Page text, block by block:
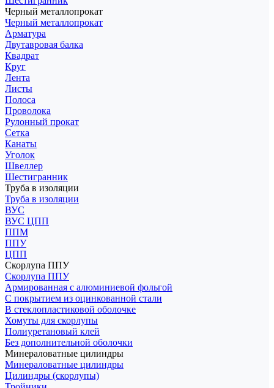
Черный металлопрокат
Черный металлопрокат
Арматура
Двутавровая балка
Квадрат
Круг
Лента
Листы
Полоса
Проволока
Рулонный прокат
Сетка
Канаты
Уголок
Швеллер
Шестигранник
Труба в изоляции
Труба в изоляции
ВУС
ВУС ЦПП
ППМ
ППУ
ЦПП
Скорлупа ППУ
Скорлупа ППУ
Армированная с алюминиевой фольгой
С покрытием из оцинкованной стали
В стеклопластиковой оболочке
Хомуты для скорлупы
Полиуретановый клей
Без дополнительной оболочки
Минераловатные цилиндры
Минераловатные цилиндры
Цилиндры (скорлупы)